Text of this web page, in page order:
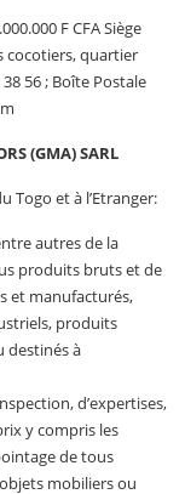
F CFA Siège
cocotiers, quartier
56 ; Boîte Postale
(GMA) SARL
Togo et à l’Etranger:
autres de la
produits bruts et de
et manufacturés,
produits
destinés à
d’expertises,
y compris les
de tous
mobiliers ou